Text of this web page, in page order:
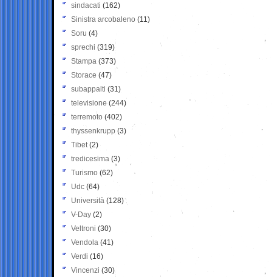
sindacati (162)
Sinistra arcobaleno (11)
Soru (4)
sprechi (319)
Stampa (373)
Storace (47)
subappalti (31)
televisione(244)
terremoto (402)
thyssenkrupp (3)
Tibet(2)
tredicesima (3)
Turismo (62)
Udc (64)
Università (128)
V-Day (2)
Veltroni (30)
Vendola (41)
Verdi (16)
Vincenzi (30)